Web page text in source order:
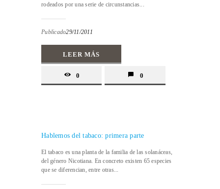
rodeados por una serie de circunstancias...
Publicado29/11/2011
LEER MÁS
0 0
Hablemos del tabaco: primera parte
El tabaco es una planta de la familia de las solanáceas,
del género Nicotiana. En concreto existen 65 especies
que se diferencian, entre otras...